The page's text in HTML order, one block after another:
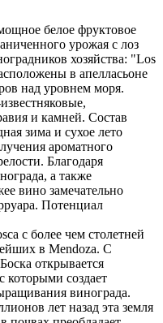
белое фруктовое
урожая с лоз
хозяйства: "Los
в апелласьоне
над уровнем моря.
и камней. Состав
зима и сухое лето
ароматного
Благодаря
а также
вино замечательно
Потенциал
с более чем столетней
в Mendoza. С
открывается
которыми создает
винограда.
лет назад эта земля